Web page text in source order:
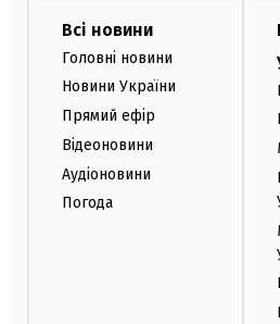
Всі новини
Головні новини
Новини України
Прямий ефір
Відеоновини
Аудіоновини
Погода